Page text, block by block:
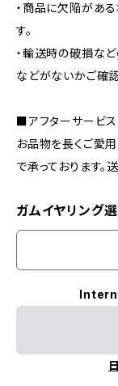
・商品に欠陥があ
す。
・輸送時の破損な
などがないかご確
■アフターサービス
お品物を長くご愛
で承っております。
ガムイヤリング